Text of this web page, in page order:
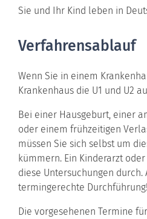
Sie und Ihr Kind leben in
Verfahrensablauf
Wenn Sie in einem
Krankenhaus die U1 und U2
Bei einer Hausgeburt, einer
oder einem frühzeitigen
müssen Sie sich selbst um
kümmern. Ein Kinderarzt
diese Untersuchungen durch.
termingerechte Durchführung!
Die vorgesehenen Termine